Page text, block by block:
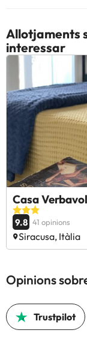
Allotjaments
interessar
Casa
9.8 41 opinions
Siracusa, Itàlia
Opinions
Trustpilot